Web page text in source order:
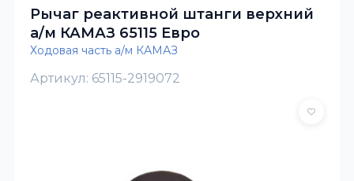
Рычаг реактивной штанги верхний
а/м КАМАЗ 65115 Евро
Ходовая часть а/м КАМАЗ
Артикул: 65115-2919072